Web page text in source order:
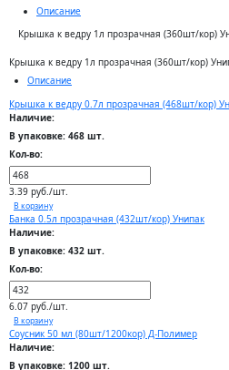
Описание
Крышка к ведру 1л прозрачная (360шт/кор)
Крышка к ведру 1л прозрачная (360шт/кор)
Описание
Крышка к ведру 0.7л прозрачная (468шт/кор)
Наличие:
В упаковке: 468 шт.
Кол-во:
3.39 руб./шт.
В корзину
Банка 0.5л прозрачная (432шт/кор) Унипак
Наличие:
В упаковке: 432 шт.
Кол-во:
6.07 руб./шт.
В корзину
Соусник 50 мл (80шт/1200кор) Д-Полимер
Наличие:
В упаковке: 1200 шт.